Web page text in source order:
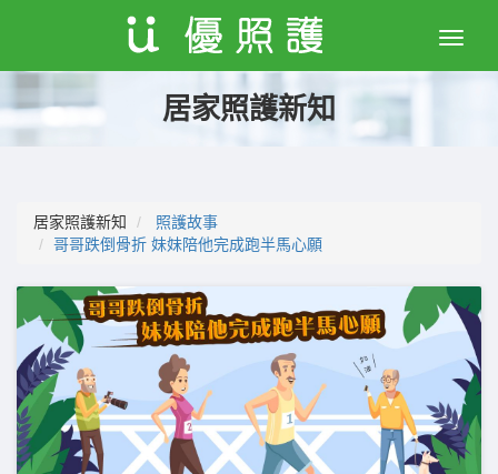
Toggle
居家照護新知
居家照護新知
照護故事
哥哥跌倒骨折 妹妹陪他完成跑半馬心願